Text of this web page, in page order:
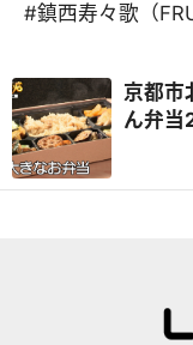
#鎮西寿々歌（
京都市
ん弁当
卵の